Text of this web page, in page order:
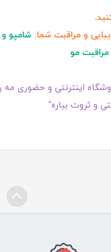
و مراقبت شما: شامپو
مو
اینترنتی و حضوری مه
و ثروت بباره"